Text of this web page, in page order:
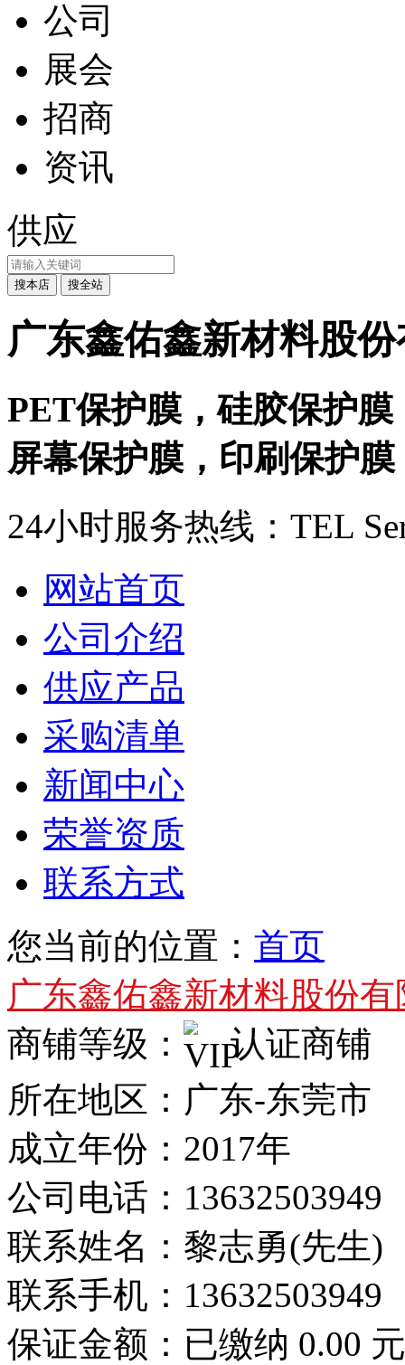
公司
展会
招商
资讯
供应
广东鑫佑鑫新材料股
PET保护膜，硅胶保护
屏幕保护膜，印刷保护膜
24小时服务热线： TEL
网站首页
公司介绍
供应产品
采购清单
新闻中心
荣誉资质
联系方式
您当前的位置： 首页
广东鑫佑鑫新材料股份
商铺等级：
认证商铺
所在地区：广东-东莞市
成立年份：2017年
公司电话： 13632503949
联系姓名：黎志勇(先生)
联系手机： 13632503949
保证金额： 已缴纳 0.00 元